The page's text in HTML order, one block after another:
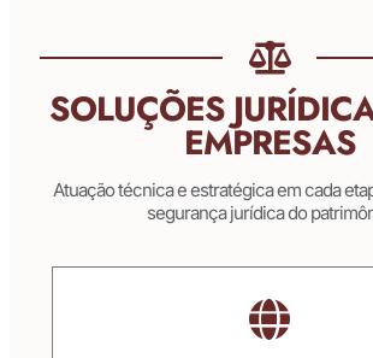
SOLUÇÕES
EMPRESAS
Atuação técnica e estratégica em cada
segurança jurídica do